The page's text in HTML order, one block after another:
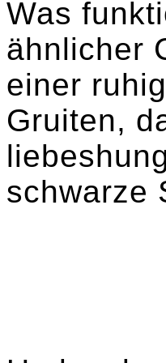
Was
ähnlicher
einer
Gruiten,
schwarze